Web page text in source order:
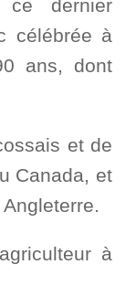
ce dernier
célébrée à
ans, dont
et de
Canada, et
à